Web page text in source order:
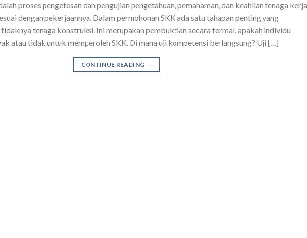
proses pengetesan dan pengujian pengetahuan, pemahaman, dan keahlian tenaga kerja
dengan pekerjaannya. Dalam permohonan SKK ada satu tahapan penting yang
tidaknya tenaga konstruksi. Ini merupakan pembuktian secara formal, apakah individu
atau tidak untuk memperoleh SKK. Di mana uji kompetensi berlangsung? Uji […]
CONTINUE READING →